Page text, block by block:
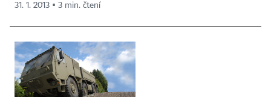
31. 1. 2013 ▪ 3 min. čtení